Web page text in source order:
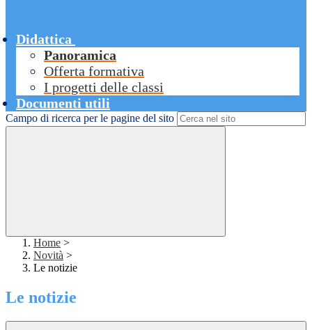
Didattica
Panoramica
Offerta formativa
I progetti delle classi
Documenti utili
Campo di ricerca per le pagine del sito
Home >
Novità >
Le notizie
Le notizie